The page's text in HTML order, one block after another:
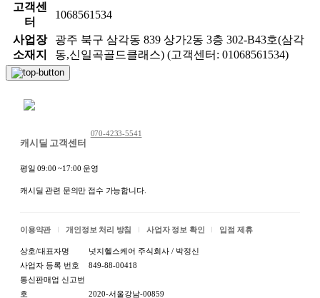
고객센
터
1068561534
사업장
소재지
광주 북구 삼각동 839 상가2동 3층 302-B43호(삼각
동,신일곡골드클래스) (고객센터: 01068561534)
캐시딜 고객센터
070-4233-5541
평일 09:00 ~17:00 운영
캐시딜 관련 문의만 접수 가능합니다.
이용약관 개인정보 처리 방침 사업자 정보 확인 입점 제휴
상호/대표자명
넛지헬스케어 주식회사 / 박정신
사업자 등록 번호
849-88-00418
통신판매업 신고번
호
2020-서울강남-00859